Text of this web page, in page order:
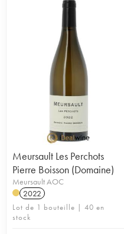
Meursault Les Perchots
Pierre Boisson (Domaine)
Meursault AOC
2022
Lot de 1 bouteille | 40 en
stock